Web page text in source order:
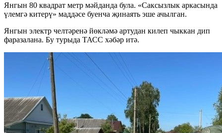
Янгын 80 квадрат метр мәйданда була. «Саксызлык аркасында
үлемгә китерү» маддәсе буенча җинаять эше ачылган.
Янгын электр челтәренә йөкләмә артудан килеп чыккан дип
фаразалана. Бу турыда ТАСС хәбәр итә.